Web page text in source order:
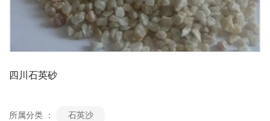
四川石英砂
所属分类 ： 石英沙